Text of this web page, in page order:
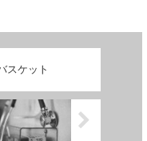
スケット